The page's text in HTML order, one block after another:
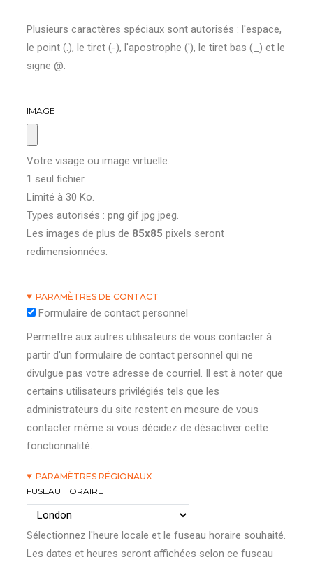
Plusieurs caractères spéciaux sont autorisés : l'espace,
le point (.), le tiret (-), l'apostrophe ('), le tiret bas (_) et le
signe @.
IMAGE
Votre visage ou image virtuelle.
1 seul fichier.
Limité à 30 Ko.
Types autorisés : png gif jpg jpeg.
Les images de plus de 85x85 pixels seront
redimensionnées.
PARAMÈTRES DE CONTACT
Formulaire de contact personnel
Permettre aux autres utilisateurs de vous contacter à
partir d'un formulaire de contact personnel qui ne
divulgue pas votre adresse de courriel. Il est à noter que
certains utilisateurs privilégiés tels que les
administrateurs du site restent en mesure de vous
contacter même si vous décidez de désactiver cette
fonctionnalité.
PARAMÈTRES RÉGIONAUX
FUSEAU HORAIRE
Sélectionnez l'heure locale et le fuseau horaire souhaité.
Les dates et heures seront affichées selon ce fuseau